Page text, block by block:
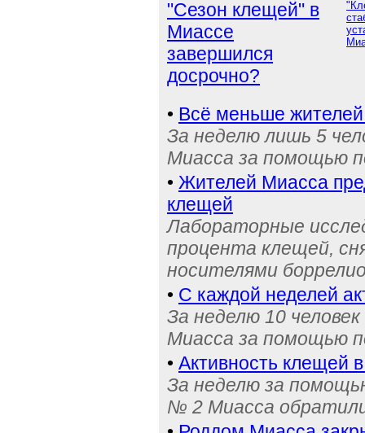
"Сезон клещей" в
Миассе
завершился
досрочно?
• Всё меньше
За неделю лишь 5
Миасса за помощью
• Жителей Миасса
клещей
Лабораторные
процента клещей,
носителями
• С каждой неделей
За неделю 10
Миасса за помощью
• Активность клещей
За неделю за
№ 2 Миасса